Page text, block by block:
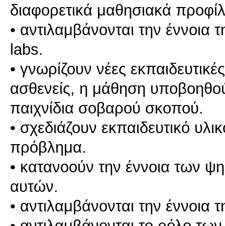
διαφορετικά μαθησιακά
• αντιλαμβάνονται την έννοια
labs.
• γνωρίζουν νέες
ασθενείς, η μάθηση
παιχνίδια σοβαρού σκοπού.
• σχεδιάζουν εκπαιδευτικό
πρόβλημα.
• κατανοούν την έννοια των
αυτών.
• αντιλαμβάνονται την έννοια